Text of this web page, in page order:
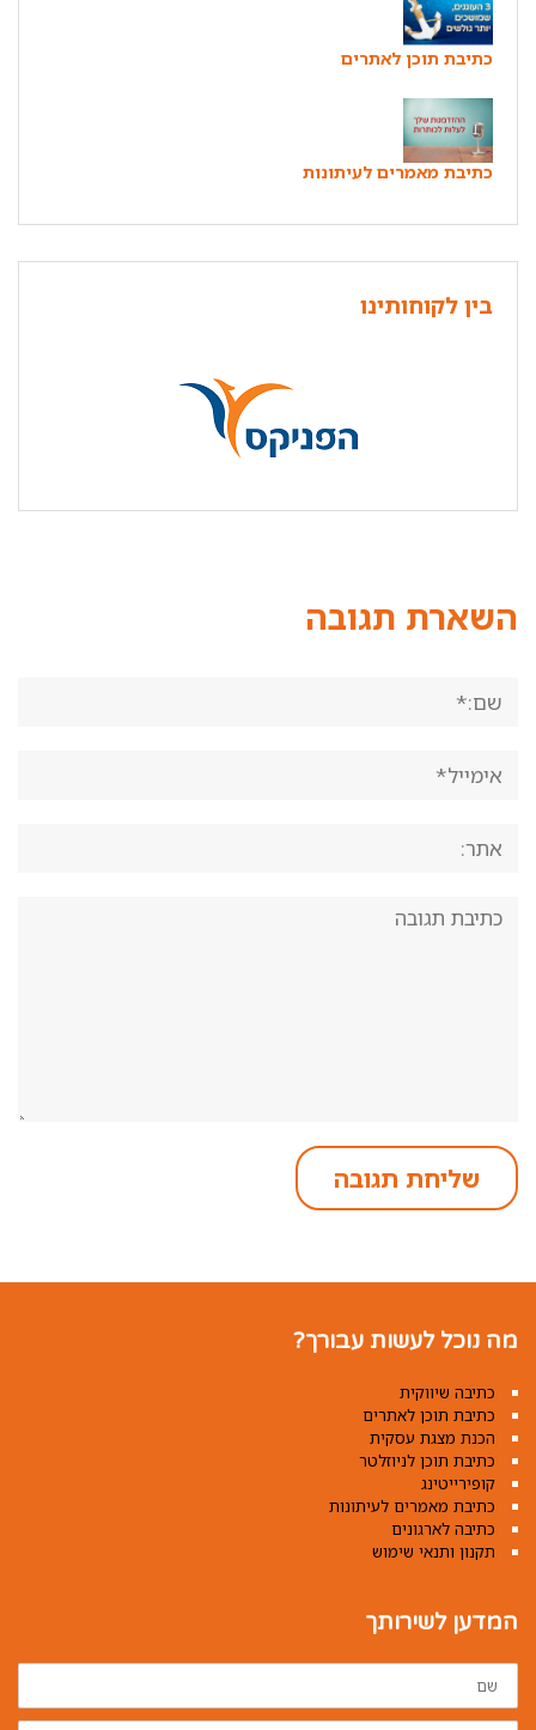
כתיבת תוכן לאתרים
כתיבת מאמרים לעיתונות
בין לקוחותינו
השארת תגובה
מה נוכל לעשות עבורך?
כתיבה שיווקית
כתיבת תוכן לאתרים
הכנת מצגת עסקית
כתיבת תוכן לניוזלטר
קופירייטינג
כתיבת מאמרים לעיתונות
כתיבה לארגונים
תקנון ותנאי שימוש
המדען לשירותך
שם